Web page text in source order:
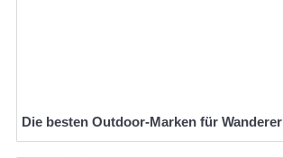
Die besten Outdoor-Marken für Wanderer